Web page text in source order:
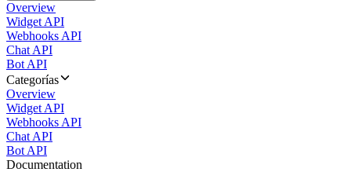
Overview
Widget API
Webhooks API
Chat API
Bot API
Categorías
Overview
Widget API
Webhooks API
Chat API
Bot API
Documentation